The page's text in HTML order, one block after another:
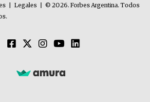
Legales
© 2026. Forbes Argentina. Todos